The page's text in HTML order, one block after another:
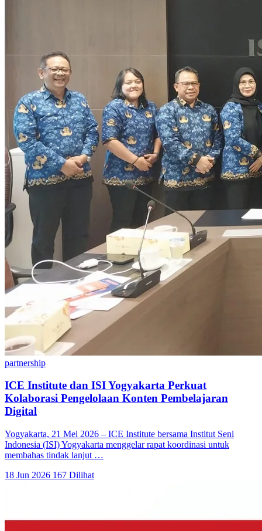
partnership
ICE Institute dan ISI Yogyakarta Perkuat
Kolaborasi Pengelolaan Konten Pembelajaran
Digital
Yogyakarta, 21 Mei 2026 – ICE Institute bersama Institut Seni
Indonesia (ISI) Yogyakarta menggelar rapat koordinasi untuk
membahas tindak lanjut …
18 Jun 2026 167 Dilihat